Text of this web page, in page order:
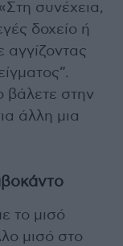
συνέχεια,
δοχείο ή
αγγίζοντας
βάλετε στην
άλλη μια
το μισό
μισό στο